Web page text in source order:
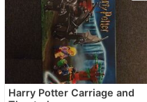
Harry Potter Carriage and